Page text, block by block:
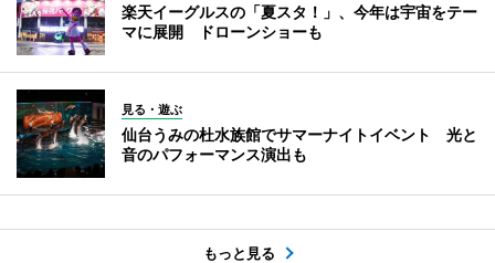
楽天イーグルスの「夏スタ！」、今年は宇宙をテー
マに展開 ドローンショーも
見る・遊ぶ
仙台うみの杜水族館でサマーナイトイベント 光と
音のパフォーマンス演出も
もっと見る